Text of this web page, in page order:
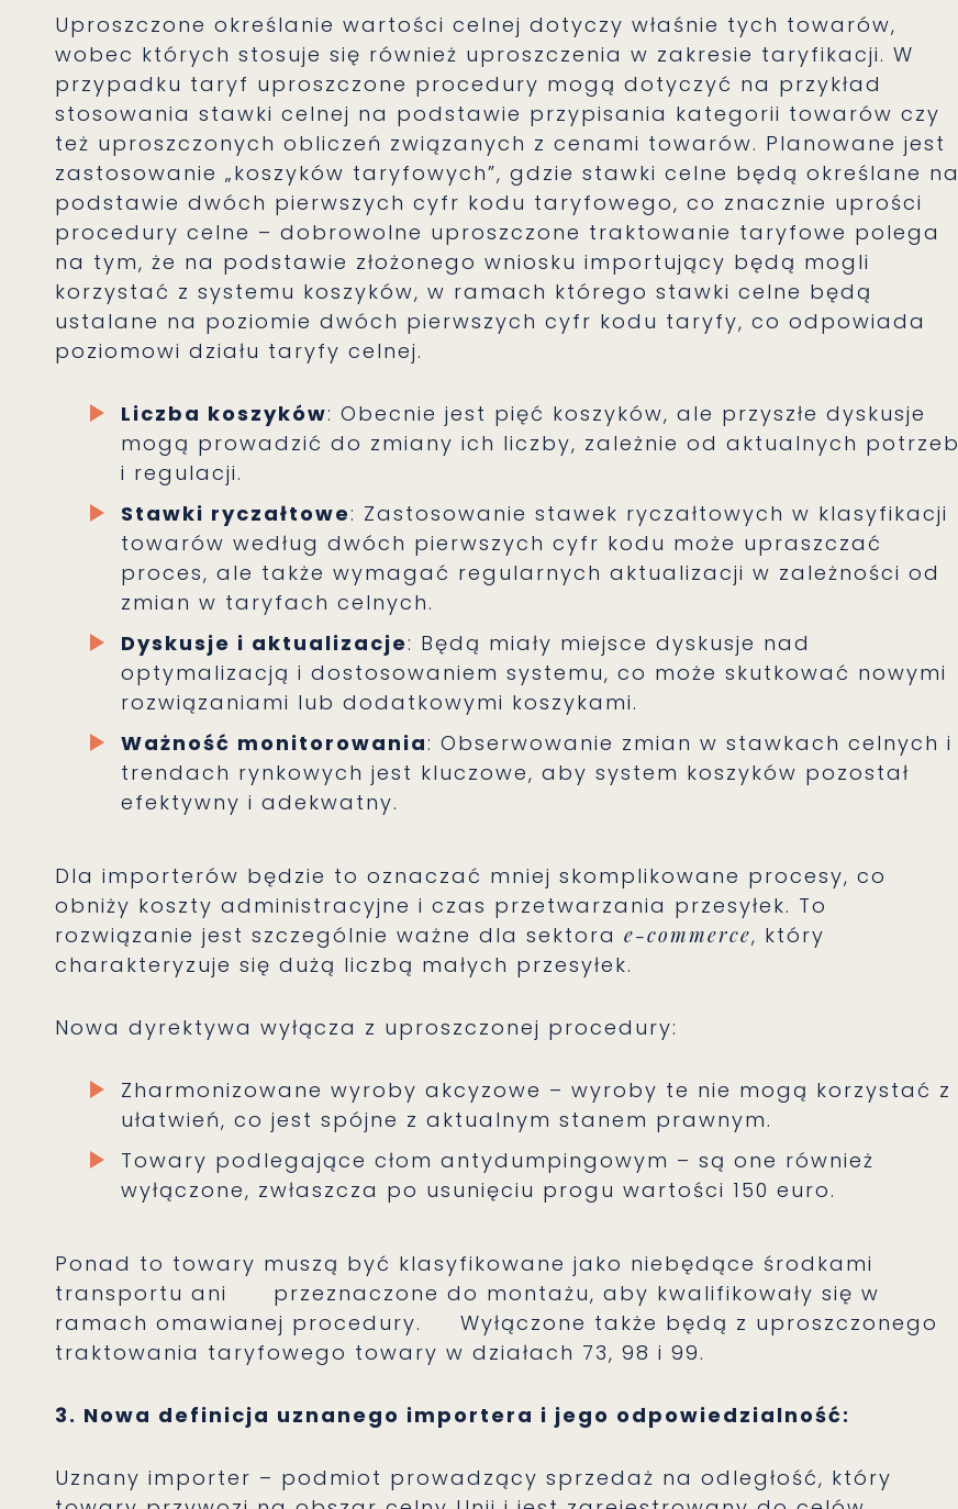
Uproszczone określanie wartości celnej dotyczy właśnie tych towarów,
wobec których stosuje się również uproszczenia w zakresie taryfikacji. W
przypadku taryf uproszczone procedury mogą dotyczyć na przykład
stosowania stawki celnej na podstawie przypisania kategorii towarów czy
też uproszczonych obliczeń związanych z cenami towarów. Planowane jest
zastosowanie „koszyków taryfowych”, gdzie stawki celne będą określane na
podstawie dwóch pierwszych cyfr kodu taryfowego, co znacznie uprości
procedury celne – dobrowolne uproszczone traktowanie taryfowe polega
na tym, że na podstawie złożonego wniosku importujący będą mogli
korzystać z systemu koszyków, w ramach którego stawki celne będą
ustalane na poziomie dwóch pierwszych cyfr kodu taryfy, co odpowiada
poziomowi działu taryfy celnej.
Liczba koszyków: Obecnie jest pięć koszyków, ale przyszłe dyskusje
mogą prowadzić do zmiany ich liczby, zależnie od aktualnych potrzeb
i regulacji.
Stawki ryczałtowe: Zastosowanie stawek ryczałtowych w klasyfikacji
towarów według dwóch pierwszych cyfr kodu może upraszczać
proces, ale także wymagać regularnych aktualizacji w zależności od
zmian w taryfach celnych.
Dyskusje i aktualizacje: Będą miały miejsce dyskusje nad
optymalizacją i dostosowaniem systemu, co może skutkować nowymi
rozwiązaniami lub dodatkowymi koszykami.
Ważność monitorowania: Obserwowanie zmian w stawkach celnych i
trendach rynkowych jest kluczowe, aby system koszyków pozostał
efektywny i adekwatny.
Dla importerów będzie to oznaczać mniej skomplikowane procesy, co
obniży koszty administracyjne i czas przetwarzania przesyłek. To
rozwiązanie jest szczególnie ważne dla sektora e-commerce, który
charakteryzuje się dużą liczbą małych przesyłek.
Nowa dyrektywa wyłącza z uproszczonej procedury:
Zharmonizowane wyroby akcyzowe – wyroby te nie mogą korzystać z
ułatwień, co jest spójne z aktualnym stanem prawnym.
Towary podlegające cłom antydumpingowym – są one również
wyłączone, zwłaszcza po usunięciu progu wartości 150 euro.
Ponad to towary muszą być klasyfikowane jako niebędące środkami
transportu ani przeznaczone do montażu, aby kwalifikowały się w
ramach omawianej procedury. Wyłączone także będą z uproszczonego
traktowania taryfowego towary w działach 73, 98 i 99.
3. Nowa definicja uznanego importera i jego odpowiedzialność:
Uznany importer – podmiot prowadzący sprzedaż na odległość, który